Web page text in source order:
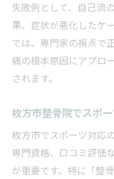
失敗例として、自己流
果、症状が悪化したケ
では、専門家の視点で
痛の根本原因にアプロ
されます。
枚方市整骨院でスポ
枚方市でスポーツ対応
専門資格、口コミ評価
が重要です。特に「整